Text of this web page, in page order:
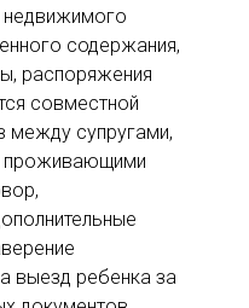
недвижимого
содержания,
распоряжения
совместной
между супругами,
проживающими
выезд ребенка за